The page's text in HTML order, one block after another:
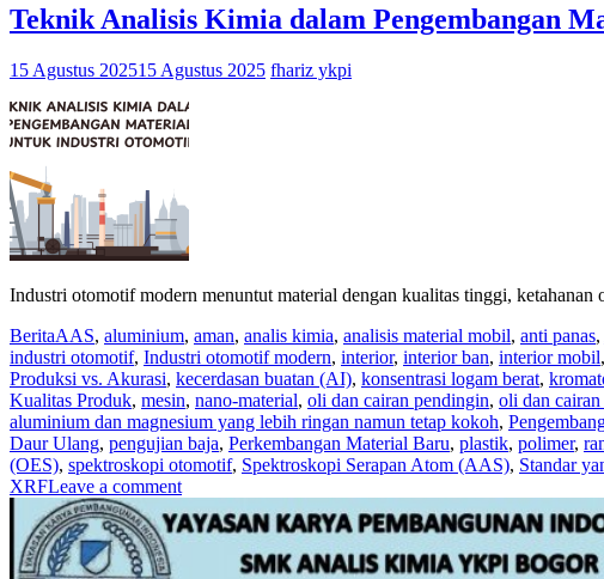
Teknik Analisis Kimia dalam Pengembangan
15 Agustus 202515 Agustus 2025 fhariz ykpi
Industri otomotif modern menuntut material dengan kualitas tinggi,
BeritaAAS, aluminium, aman, analis kimia, analisis material mobil, anti panas,
industri otomotif, Industri otomotif modern, interior, interior ban, interior mobil,
Produksi vs. Akurasi, kecerdasan buatan (AI), konsentrasi logam berat,
Kualitas Produk, mesin, nano-material, oli dan cairan pendingin, oli dan
aluminium dan magnesium yang lebih ringan namun tetap kokoh,
Daur Ulang, pengujian baja, Perkembangan Material Baru, plastik, polimer,
(OES), spektroskopi otomotif, Spektroskopi Serapan Atom (AAS), Standar
XRFLeave a comment